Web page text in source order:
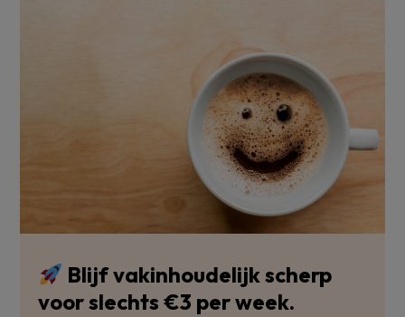
Blijf vakinhoudelijk scherp
voor slechts €3 per week.